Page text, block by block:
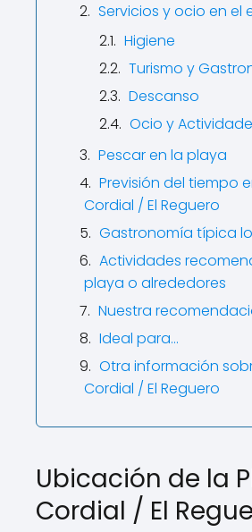
Servicios y ocio en el
Higiene
Turismo y
Descanso
Ocio y
Pescar en la playa
Previsión del tiempo
Cordial / El Reguero
Gastronomía típica
Actividades
playa o alrededores
Nuestra
Ideal para…
Otra información
Cordial / El Reguero
Ubicación de la
Cordial / El